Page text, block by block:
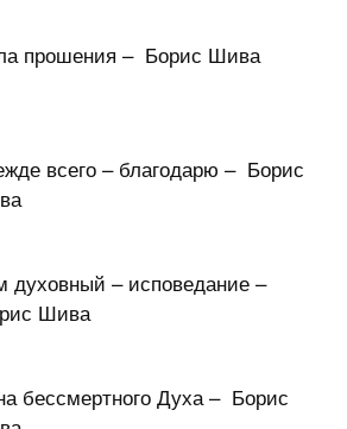
прошения – Борис Шива
всего – благодарю – Борис
духовный – исповедание –
Шива
бессмертного Духа – Борис